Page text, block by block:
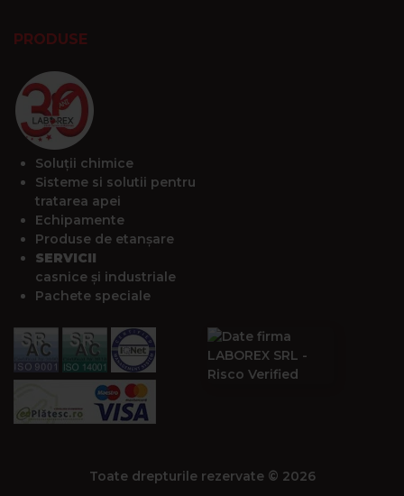
PRODUSE
Soluții chimice
Sisteme si solutii pentru
tratarea apei
Echipamente
Produse de etanșare
SERVICII
casnice și industriale
Pachete speciale
Toate drepturile rezervate © 2026